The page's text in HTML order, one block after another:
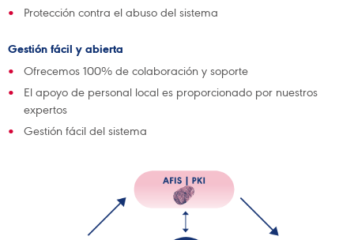
Protección contra el abuso del sistema
Gestión fácil y abierta
Ofrecemos 100% de colaboración y soporte
El apoyo de personal local es proporcionado por nuestros
expertos
Gestión fácil del sistema